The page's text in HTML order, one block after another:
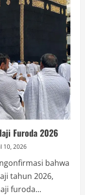
Furoda 2026
10, 2026
bahwa
tahun 2026,
furoda...